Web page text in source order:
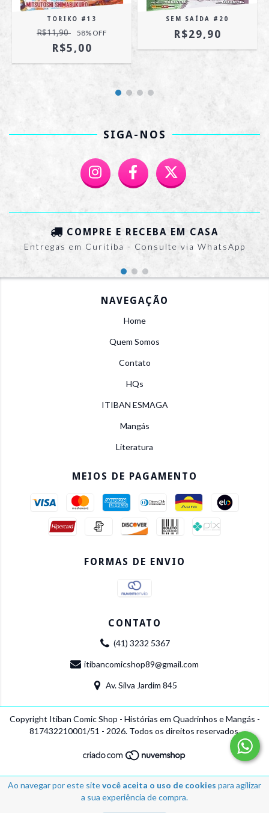
Ao navegar por este sitevocê aceita o uso de cookies para agilizar
a sua experiência de compra.
TORIKO #13
R$11,90 58% OFF
R$5,00
SEM SAÍDA #20
R$29,90
SIGA-NOS
COMPRE E RECEBA EM CASA
Entregas em Curitiba - Consulte via WhatsApp
NAVEGAÇÃO
Home
Quem Somos
Contato
HQs
ITIBAN ESMAGA
Mangás
Literatura
MEIOS DE PAGAMENTO
FORMAS DE ENVIO
CONTATO
(41) 3232 5367
itibancomicshop89@gmail.com
Av. Silva Jardim 845
Copyright Itiban Comic Shop - Histórias em Quadrinhos e Mangás -
817432210001/51 - 2026. Todos os direitos reservados.